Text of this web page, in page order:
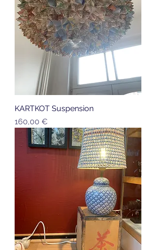
KARTKOT Suspension
Prix
160,00 €